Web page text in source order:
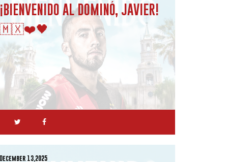
¡BIENVENIDO AL DOMINÓ, JAVIER!
🇲🇽❤️🖤
December 13,2025